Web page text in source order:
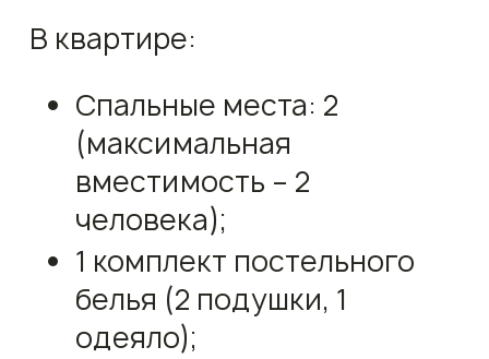
В квартире:
Спальные места: 2
(максимальная
вместимость – 2
человека);
1 комплект постельного
белья (2 подушки, 1
одеяло);